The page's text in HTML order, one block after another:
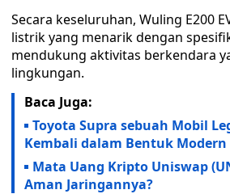
Secara keseluruhan, Wuling E200
listrik yang menarik dengan
mendukung aktivitas berkendara
lingkungan.
Baca Juga:
Toyota Supra sebuah Mobil
Kembali dalam Bentuk Modern
Mata Uang Kripto Uniswap
Aman Jaringannya?